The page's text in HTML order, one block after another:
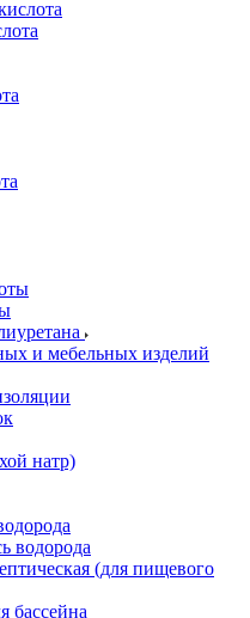
и мебельных изделий
натр)
водорода
(для пищевого
бассейна